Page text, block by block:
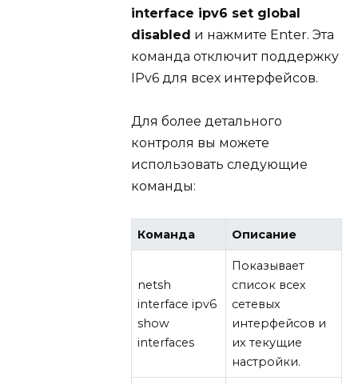
interface ipv6 set global
disabled и нажмите Enter. Эта
команда отключит поддержку
IPv6 для всех интерфейсов.
Для более детального
контроля вы можете
использовать следующие
команды:
Команда Описание
netsh
interface ipv6
show
interfaces
Показывает
список всех
сетевых
интерфейсов и
их текущие
настройки.